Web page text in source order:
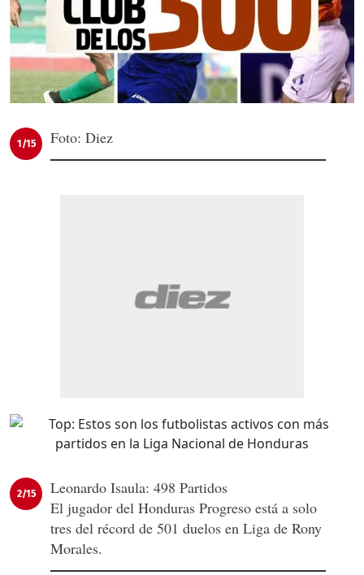
1/15 Foto: Diez
2/15
Leonardo Isaula: 498 Partidos
El jugador del Honduras Progreso está a solo
tres del récord de 501 duelos en Liga de Rony
Morales.